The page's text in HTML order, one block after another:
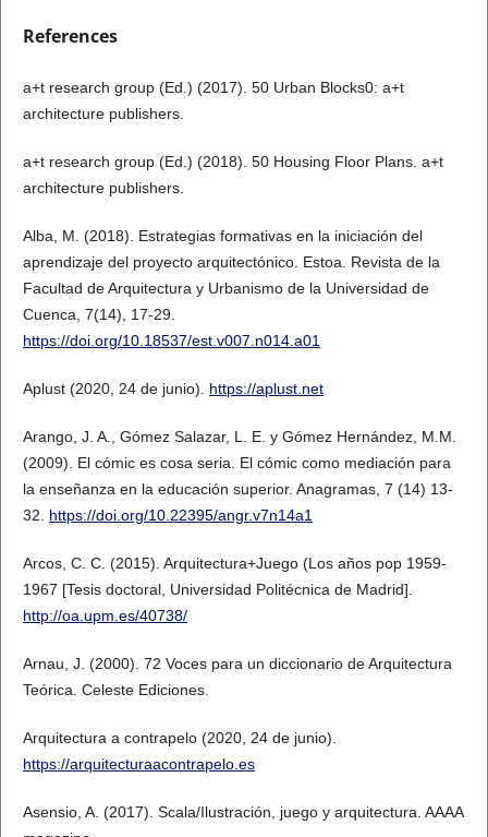
References
a+t research group (Ed.) (2017). 50 Urban Blocks0: a+t
architecture publishers.
a+t research group (Ed.) (2018). 50 Housing Floor Plans. a+t
architecture publishers.
Alba, M. (2018). Estrategias formativas en la iniciación del
aprendizaje del proyecto arquitectónico. Estoa. Revista de la
Facultad de Arquitectura y Urbanismo de la Universidad de
Cuenca, 7(14), 17-29.
https://doi.org/10.18537/est.v007.n014.a01
Aplust (2020, 24 de junio). https://aplust.net
Arango, J. A., Gómez Salazar, L. E. y Gómez Hernández, M.M.
(2009). El cómic es cosa seria. El cómic como mediación para
la enseñanza en la educación superior. Anagramas, 7 (14) 13-
32. https://doi.org/10.22395/angr.v7n14a1
Arcos, C. C. (2015). Arquitectura+Juego (Los años pop 1959-
1967 [Tesis doctoral, Universidad Politécnica de Madrid].
http://oa.upm.es/40738/
Arnau, J. (2000). 72 Voces para un diccionario de Arquitectura
Teórica. Celeste Ediciones.
Arquitectura a contrapelo (2020, 24 de junio).
https://arquitecturaacontrapelo.es
Asensio, A. (2017). Scala/Ilustración, juego y arquitectura. AAAA